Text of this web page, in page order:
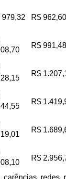
979,32 R$ 962,60
R$ 991,48
R$
R$
R$
R$